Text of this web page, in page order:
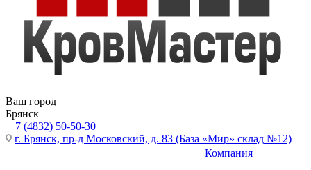
Ваш город
Брянск
+7 (4832) 50-50-30
г. Брянск, пр-д Московский, д. 83 (База «Мир» склад №12)
Компания